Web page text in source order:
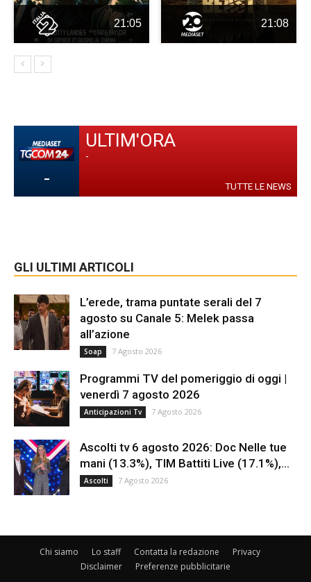
21:05 21:08
-
ULTIM'ORA
-
TUTTE LE NEWS
GLI ULTIMI ARTICOLI
L’erede, trama puntate serali del 7
agosto su Canale 5: Melek passa
all’azione
Soap 7 Agosto 2026
Programmi TV del pomeriggio di oggi |
venerdì 7 agosto 2026
Anticipazioni Tv 7 Agosto 2026
Ascolti tv 6 agosto 2026: Doc Nelle tue
mani (13.3%), TIM Battiti Live (17.1%),...
Ascolti 7 Agosto 2026
Chi siamo Lo staff Contatta la redazione
Privacy
Disclaimer
Preferenze pubblicitarie